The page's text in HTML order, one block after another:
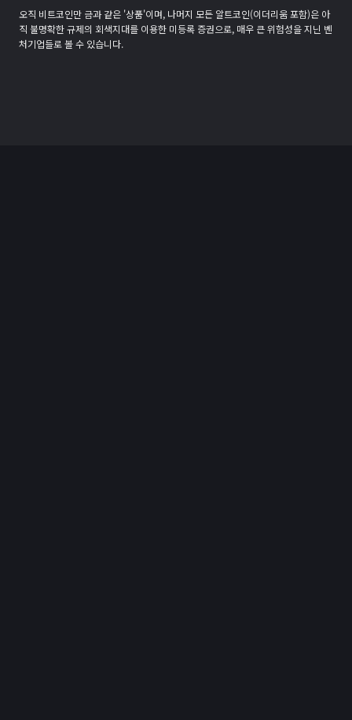
오직 비트코인만 금과 같은 '상품'이며, 나머지 모든 알트코인(이더리움 포함)은 아
직 불명확한 규제의 회색지대를 이용한 미등록 증권으로, 매우 큰 위험성을 지닌 벤
처기업들로 볼 수 있습니다.